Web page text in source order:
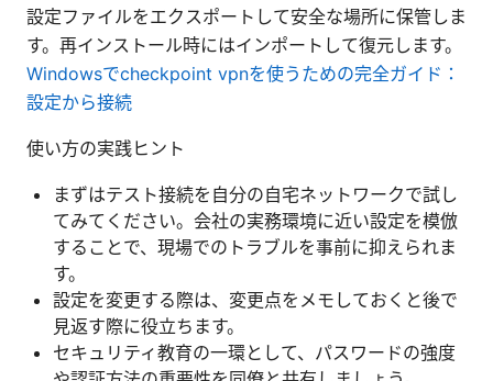
設定ファイルをエクスポートして安全な場所に保管しま
す。再インストール時にはインポートして復元します。
Windowsでcheckpoint vpnを使うための完全ガイド：
設定から接続
使い方の実践ヒント
まずはテスト接続を自分の自宅ネットワークで試し
てみてください。会社の実務環境に近い設定を模倣
することで、現場でのトラブルを事前に抑えられま
す。
設定を変更する際は、変更点をメモしておくと後で
見返す際に役立ちます。
セキュリティ教育の一環として、パスワードの強度